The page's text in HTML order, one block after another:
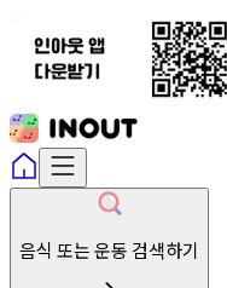
음식 또는 운동 검색하기